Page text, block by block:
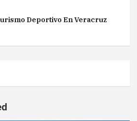
Deportivo En Veracruz